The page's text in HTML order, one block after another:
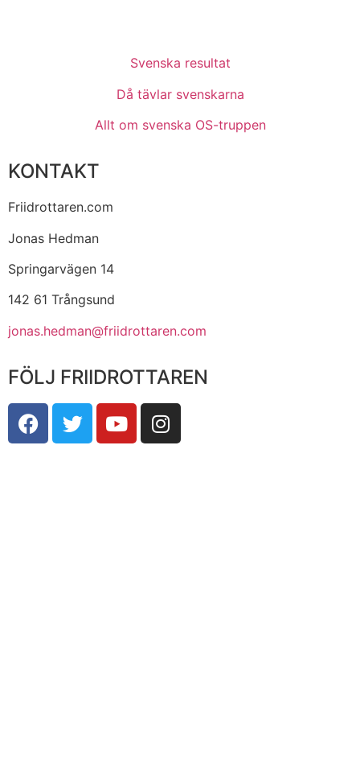
Svenska resultat
Då tävlar svenskarna
Allt om svenska OS-truppen
KONTAKT
Friidrottaren.com
Jonas Hedman
Springarvägen 14
142 61 Trångsund
jonas.hedman@friidrottaren.com
FÖLJ FRIIDROTTAREN